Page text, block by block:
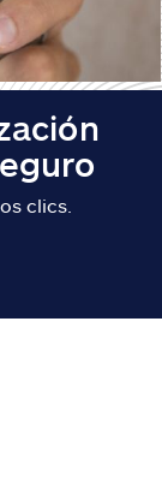
clics.